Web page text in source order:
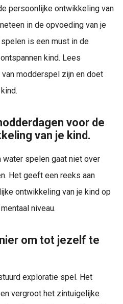
persoonlijke ontwikkeling van
in de opvoeding van je
is een must in de
kind. Lees
modderspel zijn en doet
voor de
van je kind.
water spelen gaat niet over
Het geeft een reeks aan
ontwikkeling van je kind op
niveau.
om tot jezelf te
exploratie spel. Het
vergroot het zintuigelijke